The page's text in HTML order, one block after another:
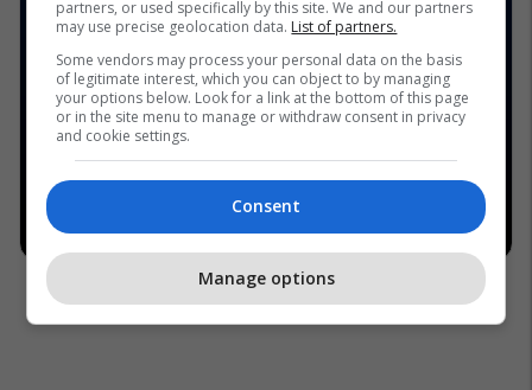
partners, or used specifically by this site. We and our partners
may use precise geolocation data. List of partners.
Some vendors may process your personal data on the basis
of legitimate interest, which you can object to by managing
your options below. Look for a link at the bottom of this page
or in the site menu to manage or withdraw consent in privacy
and cookie settings.
Consent
Manage options